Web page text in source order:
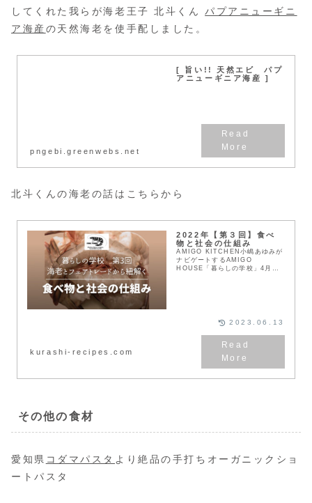
してくれた我らが海老王子 北斗くんパプアニューギニ
ア海産の天然海老を使手配しました。
[ 旨い!! 天然エビ パプ
アニューギニア海産 ]
pngebi.greenwebs.net
北斗くんの海老の話はこちらから
2022年【第３回】食べ
物と社会の仕組み
AMIGO KITCHEN小嶋あゆみが
ナビゲートするAMIGO
HOUSE「暮らしの学校」4月の
kurashi-recipes.com
2023.06.13
その他の食材
愛知県 コダマパスタ より絶品の手打ちオーガニックショ
ートパスタ